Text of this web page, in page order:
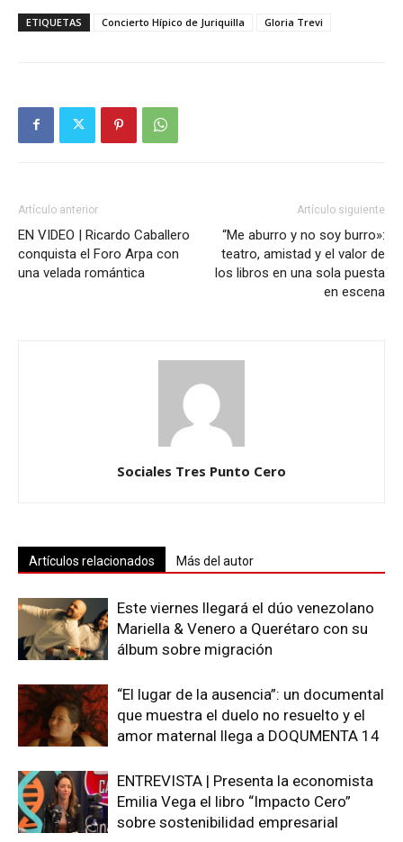
ETIQUETAS Concierto Hípico de Juriquilla Gloria Trevi
Artículo anterior
EN VIDEO | Ricardo Caballero
conquista el Foro Arpa con
una velada romántica
Artículo siguiente
“Me aburro y no soy burro»:
teatro, amistad y el valor de
los libros en una sola puesta
en escena
Sociales Tres Punto Cero
Artículos relacionados Más del autor
Este viernes llegará el dúo venezolano
Mariella & Venero a Querétaro con su
álbum sobre migración
“El lugar de la ausencia”: un documental
que muestra el duelo no resuelto y el
amor maternal llega a DOQUMENTA 14
ENTREVISTA | Presenta la economista
Emilia Vega el libro “Impacto Cero”
sobre sostenibilidad empresarial